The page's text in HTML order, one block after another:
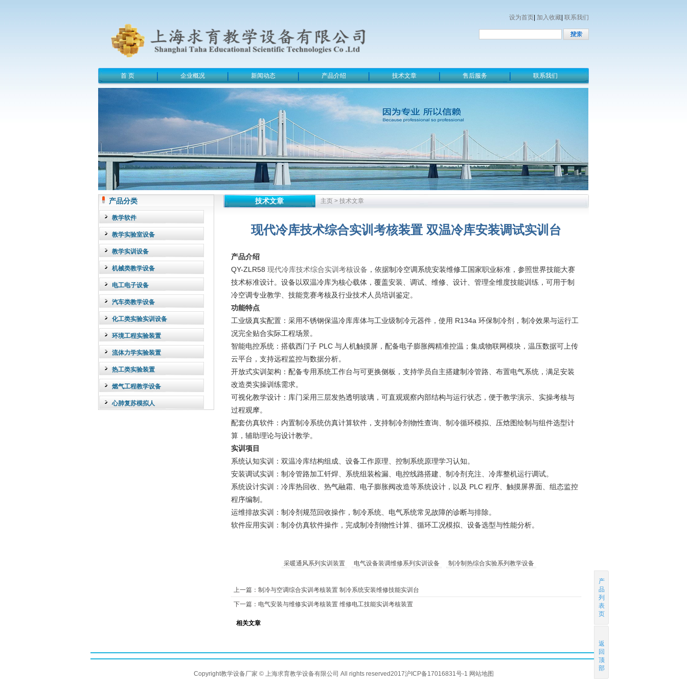
设为首页 加入收藏 联系我们
首 页 企业概况 新闻动态 产品介绍 技术文章 售后服务 联系我们
产品分类
教学软件
教学实验室设备
教学实训设备
机械类教学设备
电工电子设备
汽车类教学设备
化工类实验实训设备
环境工程实验装置
流体力学实验装置
热工类实验装置
燃气工程教学设备
心肺复苏模拟人
技术文章 主页 > 技术文章
现代冷库技术综合实训考核装置 双温冷库安装调试实训台
产品介绍
QY-ZLR58 现代冷库技术综合实训考核设备 ，依据制冷空调系统安装维修工国家职业标准，参照世界技能大赛
技术标准设计。设备以双温冷库为核心载体，覆盖安装、调试、维修、设计、管理全维度技能训练，可用于制
冷空调专业教学、技能竞赛考核及行业技术人员培训鉴定。
功能特点
工业级真实配置：采用不锈钢保温冷库库体与工业级制冷元器件，使用 R134a 环保制冷剂，制冷效果与运行工
况完全贴合实际工程场景。
智能电控系统：搭载西门子 PLC 与人机触摸屏，配备电子膨胀阀精准控温；集成物联网模块，温压数据可上传
云平台，支持远程监控与数据分析。
开放式实训架构：配备专用系统工作台与可更换侧板，支持学员自主搭建制冷管路、布置电气系统，满足安装
改造类实操训练需求。
可视化教学设计：库门采用三层发热透明玻璃，可直观观察内部结构与运行状态，便于教学演示、实操考核与
过程观摩。
配套仿真软件：内置制冷系统仿真计算软件，支持制冷剂物性查询、制冷循环模拟、压焓图绘制与组件选型计
算，辅助理论与设计教学。
实训项目
系统认知实训：双温冷库结构组成、设备工作原理、控制系统原理学习认知。
安装调试实训：制冷管路加工钎焊、系统组装检漏、电控线路搭建、制冷剂充注、冷库整机运行调试。
系统设计实训：冷库热回收、热气融霜、电子膨胀阀改造等系统设计，以及 PLC 程序、触摸屏界面、组态监控
程序编制。
运维排故实训：制冷剂规范回收操作，制冷系统、电气系统常见故障的诊断与排除。
软件应用实训：制冷仿真软件操作，完成制冷剂物性计算、循环工况模拟、设备选型与性能分析。
采暖通风系列实训装置 电气设备装调维修系列实训设备 制冷制热综合实验系列教学设备
上一篇：制冷与空调综合实训考核装置 制冷系统安装维修技能实训台
下一篇：电气安装与维修实训考核装置 维修电工技能实训考核装置
相关文章
Copyright教学设备厂家 © 上海求育教学设备有限公司 All rights reserved2017沪ICP备17016831号-1 网站地图
产
品
列
表
页
返
回
顶
部